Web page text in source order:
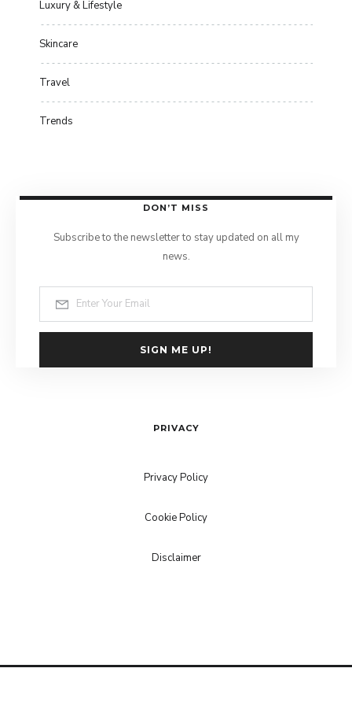
Luxury & Lifestyle
Skincare
Travel
Trends
DON’T MISS
Subscribe to the newsletter to stay updated on all my
news.
SIGN ME UP!
PRIVACY
Privacy Policy
Cookie Policy
Disclaimer